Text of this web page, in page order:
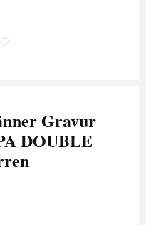
Gravur
DOUBLE